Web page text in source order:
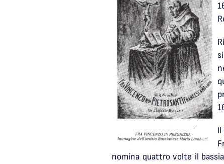
Il
nomina quattro volte il